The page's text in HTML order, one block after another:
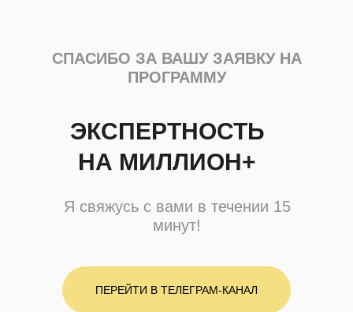
ЭКСПЕРТНОСТЬ
НА МИЛЛИОН+
ПЕРЕЙТИ В ТЕЛЕГРАМ-КАНАЛ
Я свяжусь с вами в течении 15
минут!
СПАСИБО ЗА ВАШУ ЗАЯВКУ НА
ПРОГРАММУ